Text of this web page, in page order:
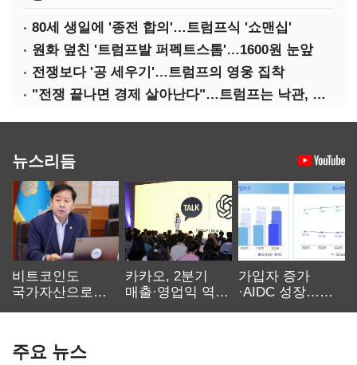
80세 생일에 '종전 합의'…트럼프식 '쇼맨십'
원화 덮친 '트럼프발 퍼펙트스톰'…1600원 눈앞
전쟁보다 '공 세우기'…트럼프의 영웅 집착
"전쟁 끝나면 경제 살아난다"…트럼프는 낙관, 미국인은 싸늘
뉴스리듬
비트코인도
국가자산으로…'
카카오, 2분기
매출·영업익 역대
가입자 증가
·AIDC 성장…
주요 뉴스